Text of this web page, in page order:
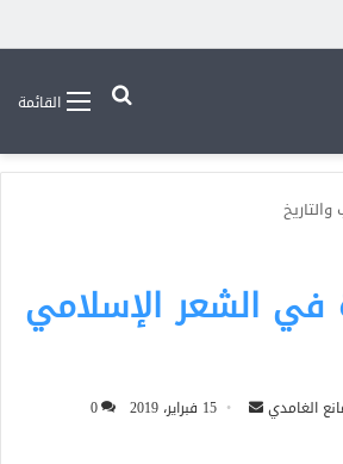
القائمةبحث عن
في الشعر الإسلامي
الغامدي
أرسل 15 فبراير، 2019
0